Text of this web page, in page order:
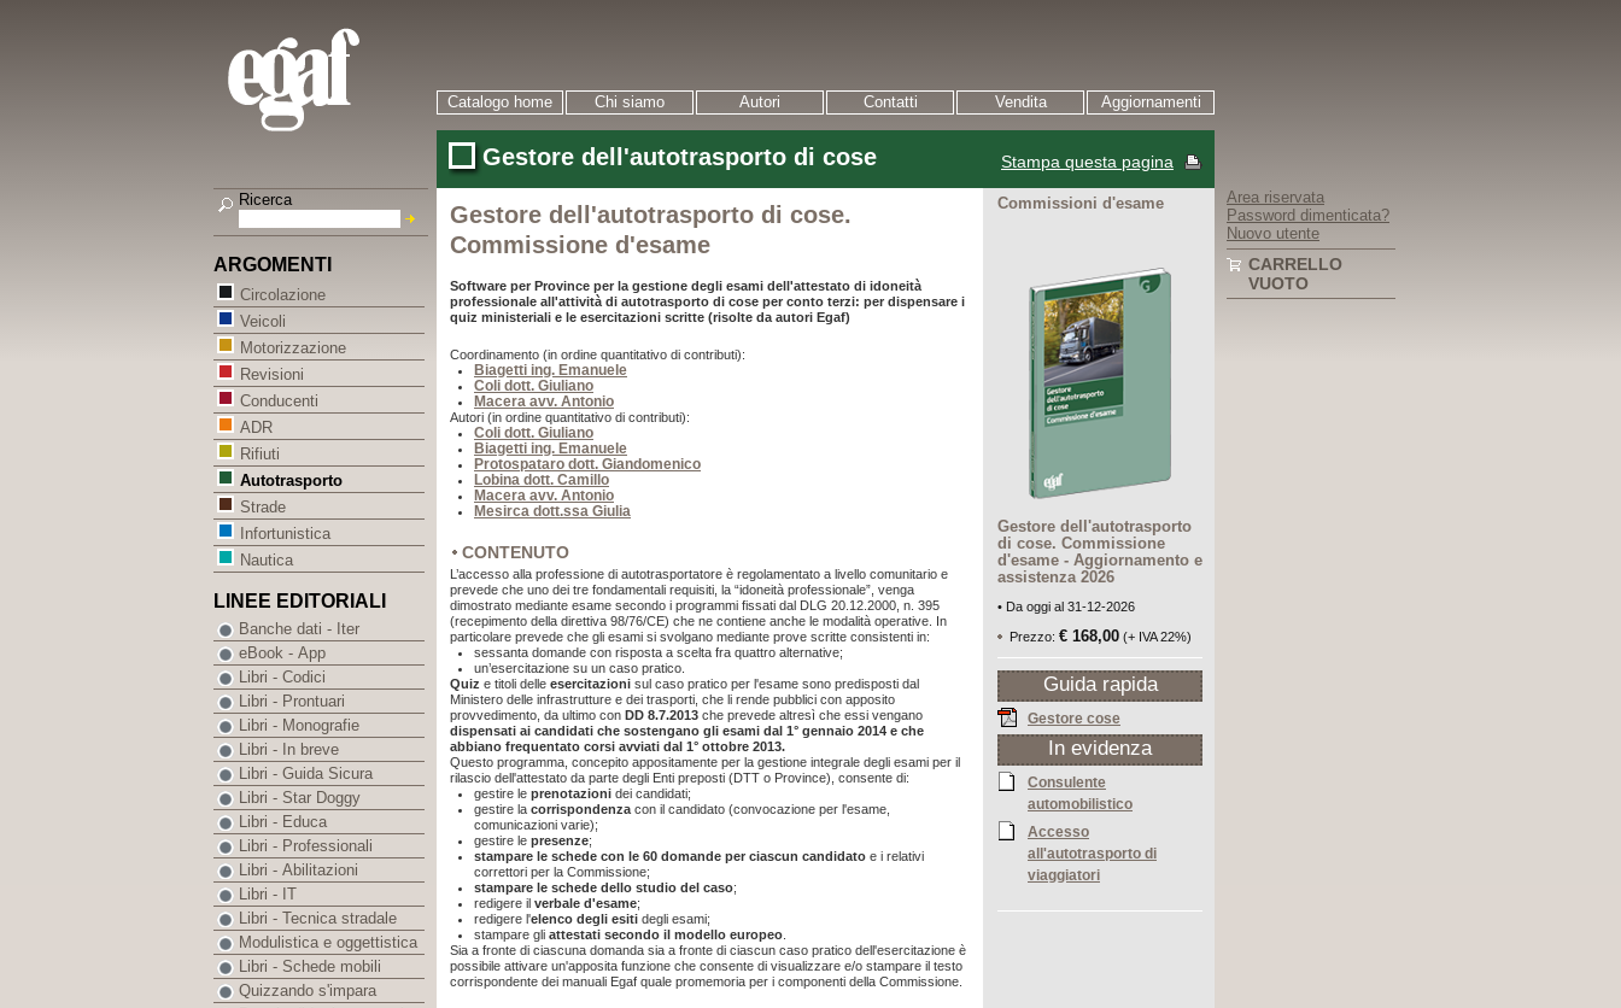
Catalogo home Chi siamo Autori Contatti Vendita Aggiornamenti
Gestore dell'autotrasporto di cose Stampa questa pagina
Gestore dell'autotrasporto di cose.
Commissione d'esame
Software per Province per la gestione degli esami dell'attestato di idoneità
professionale all'attività di autotrasporto di cose per conto terzi: per dispensare i
quiz ministeriali e le esercitazioni scritte (risolte da autori Egaf)
Coordinamento (in ordine quantitativo di contributi):
Biagetti ing. Emanuele
Coli dott. Giuliano
Macera avv. Antonio
Autori (in ordine quantitativo di contributi):
Coli dott. Giuliano
Biagetti ing. Emanuele
Protospataro dott. Giandomenico
Lobina dott. Camillo
Macera avv. Antonio
Mesirca dott.ssa Giulia
CONTENUTO
L’accesso alla professione di autotrasportatore è regolamentato a livello comunitario e
prevede che uno dei tre fondamentali requisiti, la “idoneità professionale”, venga
dimostrato mediante esame secondo i programmi fissati dal DLG 20.12.2000, n. 395
(recepimento della direttiva 98/76/CE) che ne contiene anche le modalità operative. In
particolare prevede che gli esami si svolgano mediante prove scritte consistenti in:
sessanta domande con risposta a scelta fra quattro alternative;
un’esercitazione su un caso pratico.
Quiz e titoli delle esercitazioni sul caso pratico per l'esame sono predisposti dal
Ministero delle infrastrutture e dei trasporti, che li rende pubblici con apposito
provvedimento, da ultimo con DD 8.7.2013 che prevede altresì che essi vengano
dispensati ai candidati che sostengano gli esami dal 1° gennaio 2014 e che
abbiano frequentato corsi avviati dal 1° ottobre 2013.
Questo programma, concepito appositamente per la gestione integrale degli esami per il
rilascio dell'attestato da parte degli Enti preposti (DTT o Province), consente di:
gestire le prenotazioni dei candidati;
gestire la corrispondenza con il candidato (convocazione per l'esame,
comunicazioni varie);
gestire le presenze;
stampare le schede con le 60 domande per ciascun candidato e i relativi
correttori per la Commissione;
stampare le schede dello studio del caso;
redigere il verbale d'esame;
redigere l'elenco degli esiti degli esami;
stampare gli attestati secondo il modello europeo
Sia a fronte di ciascuna domanda sia a fronte di ciascun caso pratico dell'esercitazione è
possibile attivare un'apposita funzione che consente di visualizzare e/o stampare il testo
corrispondente dei manuali Egaf quale promemoria per i componenti della Commissione.
Commissioni d'esame
Gestore dell'autotrasporto
di cose. Commissione
d'esame - Aggiornamento e
assistenza 2026
• Da oggi al 31-12-2026
Prezzo: € 168,00 (+ IVA 22%)
Guida rapida
Gestore cose
In evidenza
Consulente
automobilistico
Accesso
all'autotrasporto di
viaggiatori
Ricerca
ARGOMENTI
Circolazione
Veicoli
Motorizzazione
Revisioni
Conducenti
ADR
Rifiuti
Autotrasporto
Strade
Infortunistica
Nautica
LINEE EDITORIALI
Banche dati - Iter
eBook - App
Libri - Codici
Libri - Prontuari
Libri - Monografie
Libri - In breve
Libri - Guida Sicura
Libri - Star Doggy
Libri - Educa
Libri - Professionali
Libri - Abilitazioni
Libri - IT
Libri - Tecnica stradale
Modulistica e oggettistica
Libri - Schede mobili
Quizzando s'impara
Area riservata
Password dimenticata?
Nuovo utente
CARRELLO
VUOTO